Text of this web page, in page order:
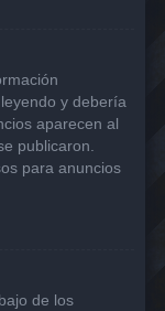
y debería
aparecen al
publicaron.
para anuncios
de los